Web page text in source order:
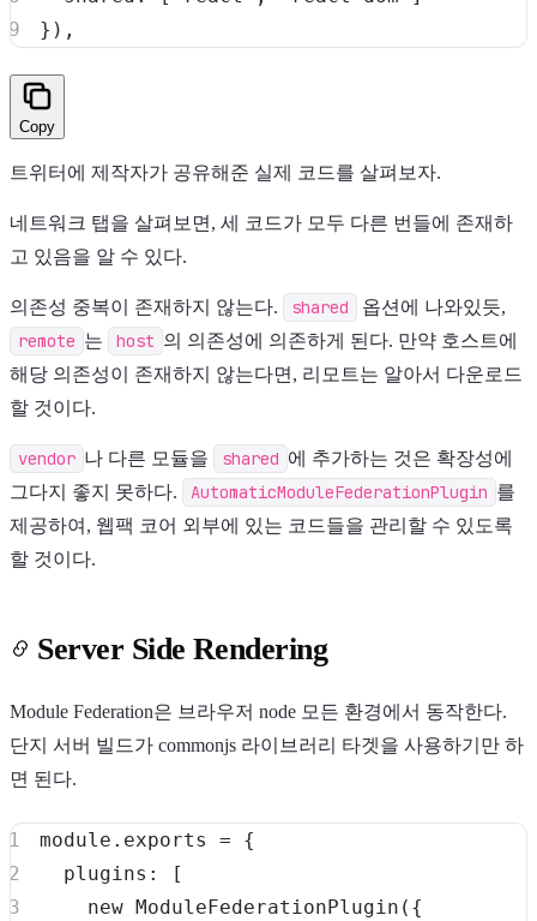
} ) ,
Copy
트위터에 제작자가 공유해준 실제 코드를 살펴보자.
네트워크 탭을 살펴보면, 세 코드가 모두 다른 번들에 존재하
고 있음을 알 수 있다.
의존성 중복이 존재하지 않는다. shared 옵션에 나와있듯,
remote 는 host 의 의존성에 의존하게 된다. 만약 호스트에
해당 의존성이 존재하지 않는다면, 리모트는 알아서 다운로드
할 것이다.
vendor 나 다른 모듈을 shared 에 추가하는 것은 확장성에
그다지 좋지 못하다.
AutomaticModuleFederationPlugin 를
제공하여, 웹팩 코어 외부에 있는 코드들을 관리할 수 있도록
할 것이다.
Server Side Rendering
Module Federation은 브라우저 node 모든 환경에서 동작한다.
단지 서버 빌드가 commonjs 라이브러리 타겟을 사용하기만 하
면 된다.
module . exports =
{
plugins :
[
new ModuleFederationPlugin ( {